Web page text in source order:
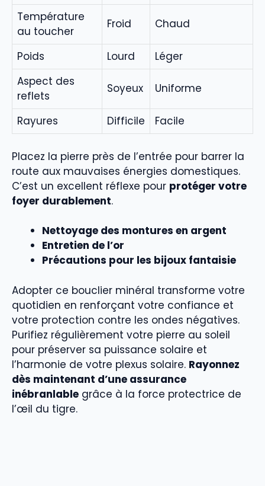
Température
au toucher
Froid Chaud
Poids Lourd
Léger
Aspect des
reflets
Soyeux Uniforme
Rayures Difficile Facile
Placez la pierre près de l’entrée pour barrer la
route aux mauvaises énergies domestiques.
C’est un excellent réflexe pour protéger votre
foyer durablement.
Nettoyage des montures en argent
Entretien de l’or
Précautions pour les bijoux fantaisie
Adopter ce bouclier minéral transforme votre
quotidien en renforçant votre confiance et
votre protection contre les ondes négatives.
Purifiez régulièrement votre pierre au soleil
pour préserver sa puissance solaire et
l’harmonie de votre plexus solaire. Rayonnez
dès maintenant d’une assurance
inébranlable grâce à la force protectrice de
l’œil du tigre.